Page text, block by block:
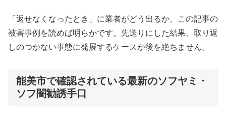
「返せなくなったとき」に業者がどう出るか、この記事の
被害事例を読めば明らかです。先送りにした結果、取り返
しのつかない事態に発展するケースが後を絶ちません。
能美市で確認されている最新のソフヤミ・
ソフ闇勧誘手口